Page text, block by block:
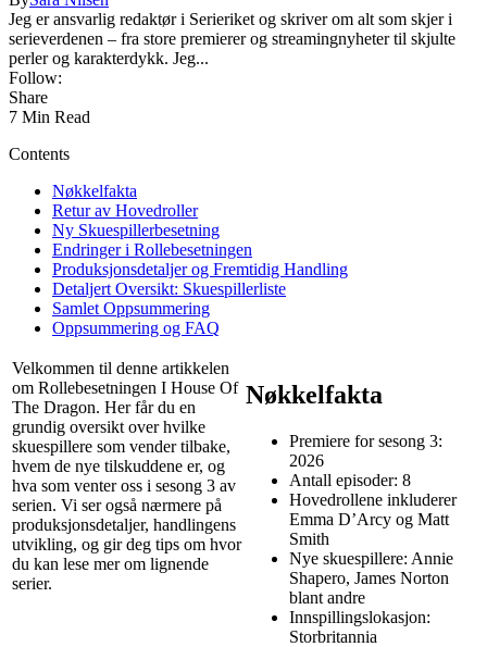
Jeg er ansvarlig redaktør i Serieriket og skriver om alt som skjer i
serieverdenen – fra store premierer og streamingnyheter til skjulte
perler og karakterdykk. Jeg...
Follow:
Share
7 Min Read
Contents
Nøkkelfakta
Retur av Hovedroller
Ny Skuespillerbesetning
Endringer i Rollebesetningen
Produksjonsdetaljer og Fremtidig Handling
Detaljert Oversikt: Skuespillerliste
Samlet Oppsummering
Oppsummering og FAQ
Velkommen til denne artikkelen
om Rollebesetningen I House Of
The Dragon. Her får du en
grundig oversikt over hvilke
skuespillere som vender tilbake,
hvem de nye tilskuddene er, og
hva som venter oss i sesong 3 av
serien. Vi ser også nærmere på
produksjonsdetaljer, handlingens
utvikling, og gir deg tips om hvor
du kan lese mer om lignende
serier.
Nøkkelfakta
Premiere for sesong 3:
2026
Antall episoder: 8
Hovedrollene inkluderer
Emma D’Arcy og Matt
Smith
Nye skuespillere: Annie
Shapero, James Norton
blant andre
Innspillingslokasjon:
Storbritannia